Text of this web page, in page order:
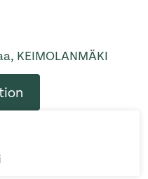
KEIMOLANMÄKI